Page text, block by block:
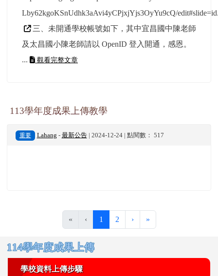
Lby62kgoKSnUdhk3aAvi4yCPjxjYjs3OyYu9cQ/
三、未開通學校帳號如下，其中宜昌國中陳老師
及太昌國小陳老師請以 OpenID 登入開通，感恩。
...
觀看完整文章
113學年度成果上傳教學
重要 Lahang - 最新公告| 2024-12-24 | 點閱數： 517
« ‹ 1 (目前頁次)
2 ›下一頁
»最後頁
右邊區域內容
114學年度成果上傳
學校資料上傳步驟